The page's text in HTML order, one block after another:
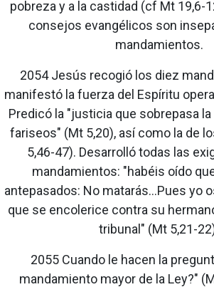
pobreza y a la castidad (cf Mt 19,6-
consejos evangélicos son
mandamientos.
2054 Jesús recogió los diez
manifestó la fuerza del Espíritu
Predicó la "justicia que sobrepasa
fariseos" (Mt 5,20), así como la de
5,46-47). Desarrolló todas las
mandamientos: "habéis oído
antepasados: No matarás...Pues yo
que se encolerice contra su
tribunal" (Mt 5,21-
2055 Cuando le hacen la
mandamiento mayor de la Ley?"